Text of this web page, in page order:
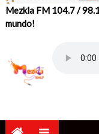
Mezkla FM 104.7 /
mundo!